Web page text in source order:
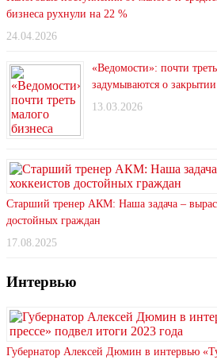
бизнеса рухнули на 22 %
24.04.2026
«Ведомости»: почти
задумываются о закрытии
13.03.2026
Старший тренер АКМ: Наша задача –
достойных граждан
17.08.2025
Интервью
Губернатор Алексей Дюмин в интервью